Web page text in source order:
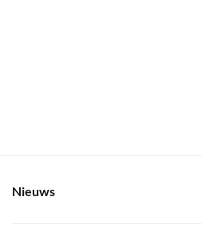
Nieuws